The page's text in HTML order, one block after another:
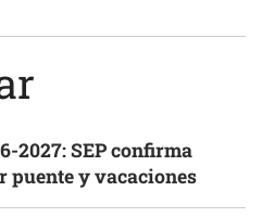
2027: SEP confirma
puente y vacaciones